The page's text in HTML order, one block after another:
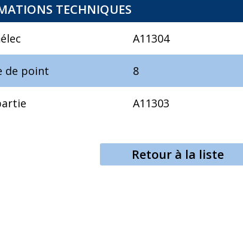
TECHNIQUES
A11304
de point 8
A11303
Retour à la liste